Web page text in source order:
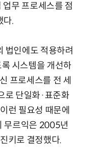
무 프로세스를 점
다.
법인에도 적용하려
시스템을 개선하
프로세스를 전 세
로 단일화·표준화
런 필요성 때문에
무르익은 2005년
키로 결정했다.